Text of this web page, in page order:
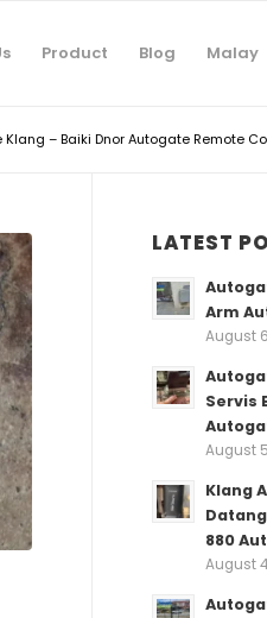
Product Blog Malay
– Baiki Dnor Autogate Remote
LATEST
Arm
August
Servis
August
Klang
880
August